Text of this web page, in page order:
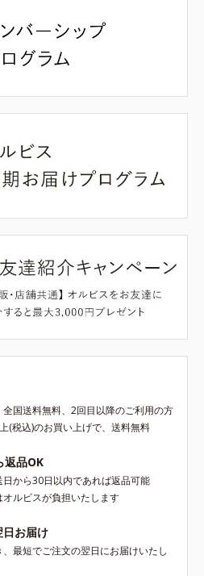
国送料無料、2回目以降のご利用の方
(税込)のお買い上げで、送料無料
返品OK
から30日以内であれば返品可能
ルビスが負担いたします
お届け
最短でご注文の翌日にお届けいたし